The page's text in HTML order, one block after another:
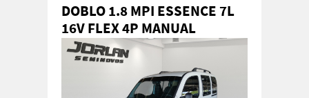
DOBLO 1.8 MPI ESSENCE 7L
16V FLEX 4P MANUAL